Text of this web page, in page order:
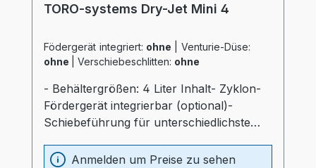
TORO-systems Dry-Jet Mini 4
Födergerät integriert: ohne
Venturie-Düse:
ohne
Verschiebeschlitten: ohne
- Behältergrößen: 4 Liter Inhalt- Zyklon-
Fördergerät integrierbar (optional)-
Schiebeführung für unterschiedlichste
Materialbehälter und Heizung optimal
Anmelden um Preise zu sehen